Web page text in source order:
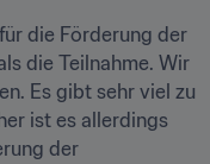
die Förderung der
die Teilnahme. Wir
Es gibt sehr viel zu
ist es allerdings
der